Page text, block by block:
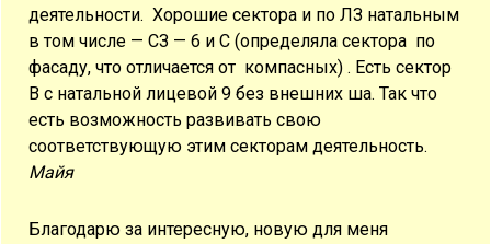
деятельности. Хорошие сектора и по ЛЗ натальным
в том числе — СЗ — 6 и С (определяла сектора по
фасаду, что отличается от компасных) . Есть сектор
В с натальной лицевой 9 без внешних ша. Так что
есть возможность развивать свою
соответствующую этим секторам деятельность.
Майя
Благодарю за интересную, новую для меня